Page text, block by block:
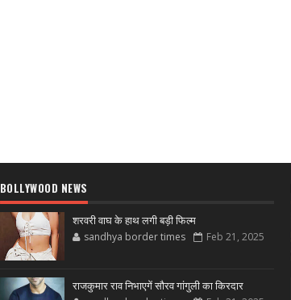
BOLLYWOOD NEWS
शरवरी वाघ के हाथ लगी बड़ी फिल्म
sandhya border times Feb 21, 2025
राजकुमार राव निभाएगें सौरव गांगुली का किरदार